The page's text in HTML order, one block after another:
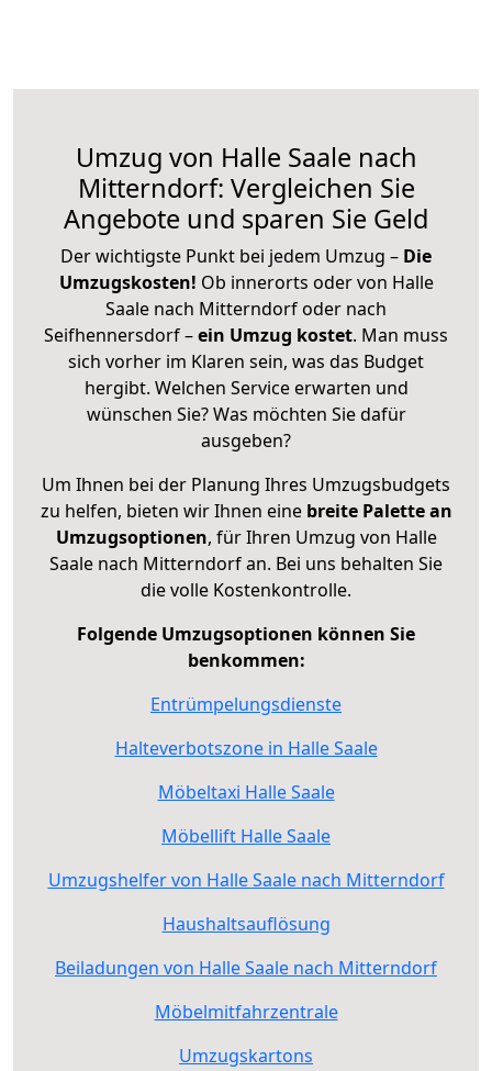
Umzug von Halle Saale nach
Mitterndorf: Vergleichen Sie
Angebote und sparen Sie Geld
Der wichtigste Punkt bei jedem Umzug – Die
Umzugskosten! Ob innerorts oder von Halle
Saale nach Mitterndorf oder nach
Seifhennersdorf –ein Umzug kostet. Man muss
sich vorher im Klaren sein, was das Budget
hergibt. Welchen Service erwarten und
wünschen Sie? Was möchten Sie dafür
ausgeben?
Um Ihnen bei der Planung Ihres Umzugsbudgets
zu helfen, bieten wir Ihnen eine breite Palette an
Umzugsoptionen, für Ihren Umzug von Halle
Saale nach Mitterndorf an. Bei uns behalten Sie
die volle Kostenkontrolle.
Folgende Umzugsoptionen können Sie
benkommen:
Entrümpelungsdienste
Halteverbotszone in Halle Saale
Möbeltaxi Halle Saale
Möbellift Halle Saale
Umzugshelfer von Halle Saale nach Mitterndorf
Haushaltsauflösung
Beiladungen von Halle Saale nach Mitterndorf
Möbelmitfahrzentrale
Umzugskartons